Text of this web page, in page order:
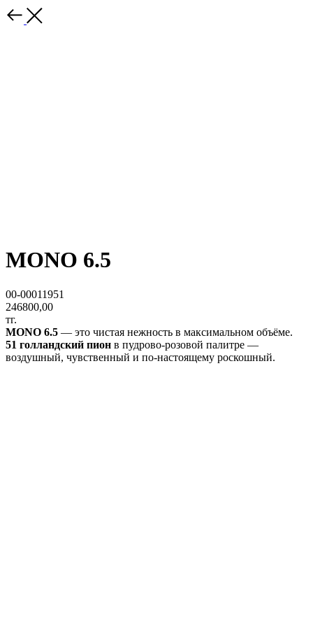
MONO 6.5
00-00011951
246800,00
тг.
MONO 6.5 — это чистая нежность в максимальном объёме.
51 голландский пион в пудрово-розовой палитре —
воздушный, чувственный и по-настоящему роскошный.